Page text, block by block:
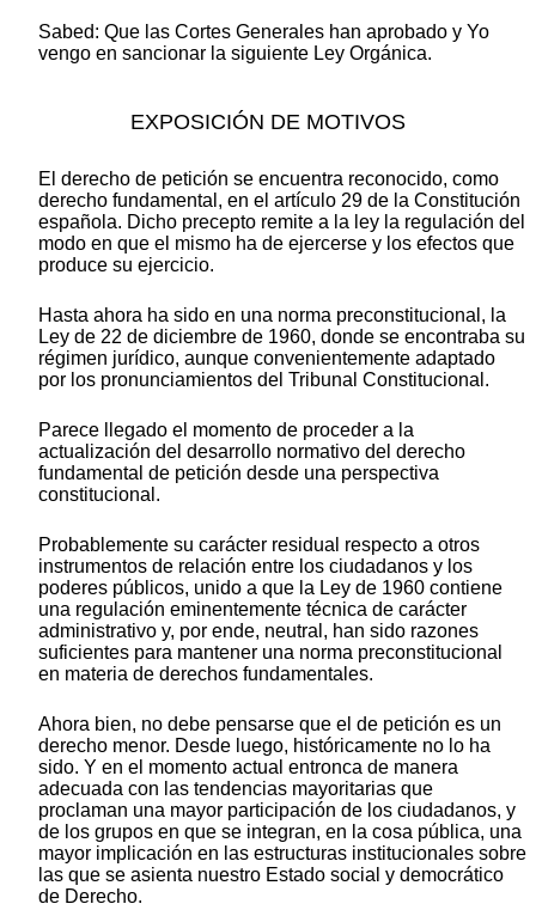
Sabed: Que las Cortes Generales han aprobado y Yo
vengo en sancionar la siguiente Ley Orgánica.
EXPOSICIÓN DE MOTIVOS
El derecho de petición se encuentra reconocido, como
derecho fundamental, en el artículo 29 de la Constitución
española. Dicho precepto remite a la ley la regulación del
modo en que el mismo ha de ejercerse y los efectos que
produce su ejercicio.
Hasta ahora ha sido en una norma preconstitucional, la
Ley de 22 de diciembre de 1960, donde se encontraba su
régimen jurídico, aunque convenientemente adaptado
por los pronunciamientos del Tribunal Constitucional.
Parece llegado el momento de proceder a la
actualización del desarrollo normativo del derecho
fundamental de petición desde una perspectiva
constitucional.
Probablemente su carácter residual respecto a otros
instrumentos de relación entre los ciudadanos y los
poderes públicos, unido a que la Ley de 1960 contiene
una regulación eminentemente técnica de carácter
administrativo y, por ende, neutral, han sido razones
suficientes para mantener una norma preconstitucional
en materia de derechos fundamentales.
Ahora bien, no debe pensarse que el de petición es un
derecho menor. Desde luego, históricamente no lo ha
sido. Y en el momento actual entronca de manera
adecuada con las tendencias mayoritarias que
proclaman una mayor participación de los ciudadanos, y
de los grupos en que se integran, en la cosa pública, una
mayor implicación en las estructuras institucionales sobre
las que se asienta nuestro Estado social y democrático
de Derecho.